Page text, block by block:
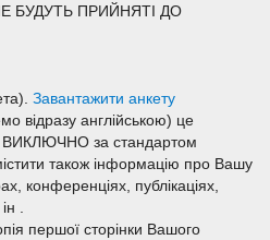
БУДУТЬ ПРИЙНЯТІ ДО
Завантажити анкету
відразу англійською) це
ВИКЛЮЧНО за стандартом
також інформацію про Вашу
конференціях, публікаціях,
.
першої сторінки Вашого